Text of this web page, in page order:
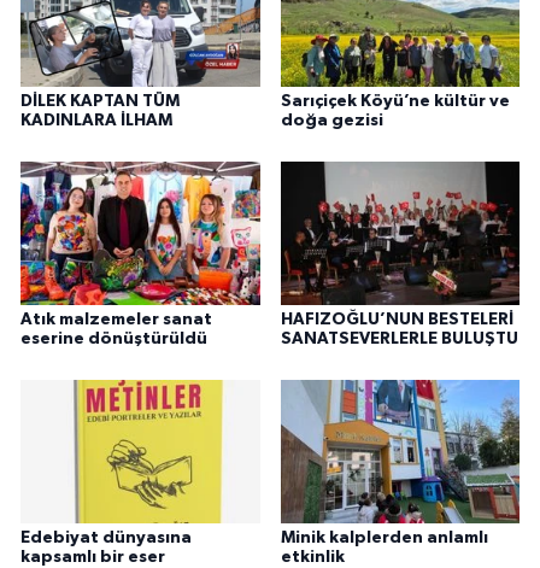
DİLEK KAPTAN TÜM
KADINLARA İLHAM
Sarıçiçek Köyü’ne kültür ve
doğa gezisi
Atık malzemeler sanat
eserine dönüştürüldü
HAFIZOĞLU’NUN BESTELERİ
SANATSEVERLERLE BULUŞTU
Edebiyat dünyasına
kapsamlı bir eser
Minik kalplerden anlamlı
etkinlik